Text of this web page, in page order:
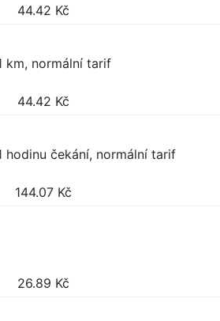
44.42 Kč
km, normální tarif
44.42 Kč
hodinu čekání, normální tarif
144.07 Kč
26.89 Kč